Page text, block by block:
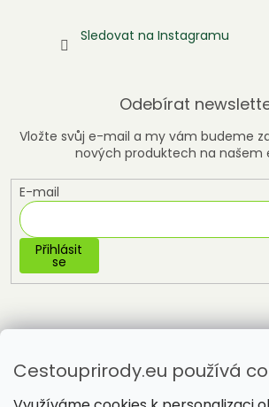
Cestouprirody.eu používá
Sledovat na Instagramu
Odebírat
Vložte svůj e-mail a my vám budeme
nových produktech na našem
E-mail
Přihlásit
se